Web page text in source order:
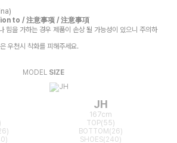
to / 注意事项 / 注意事項
힘을 가하는 경우 제품이 손상 될 가능성이 있으니 주의하
우천시 착화를 피해주세요.
MODEL SIZE
JH
167cm
TOP(55)
BOTTOM(26)
SHOES(240)